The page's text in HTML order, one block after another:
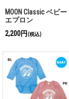
MOON Classic ベビー
エプロン
2,200円 (税込)